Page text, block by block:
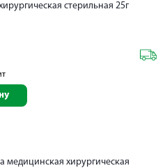
стерильная 25г
медицинская хирургическая